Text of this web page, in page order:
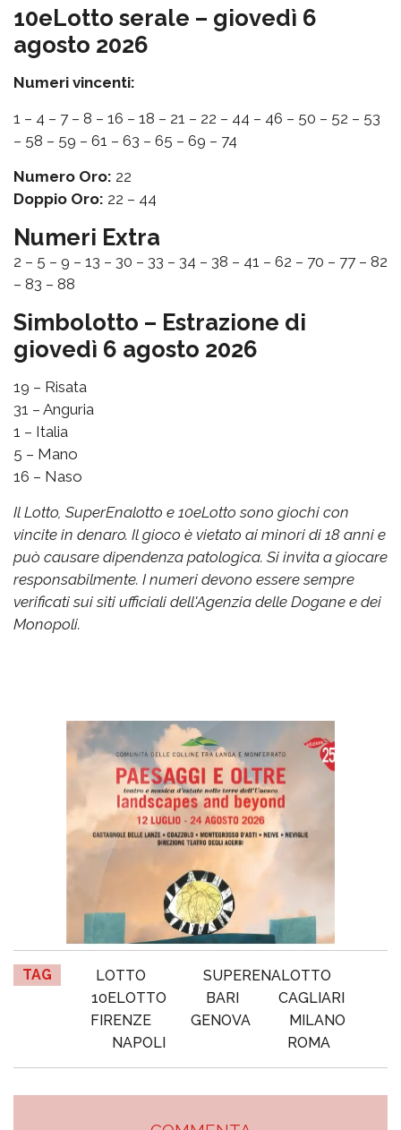
10eLotto serale – giovedì 6
agosto 2026
Numeri vincenti:
1 – 4 – 7 – 8 – 16 – 18 – 21 – 22 – 44 – 46 – 50 – 52 – 53
– 58 – 59 – 61 – 63 – 65 – 69 – 74
Numero Oro: 22
Doppio Oro: 22 – 44
Numeri Extra
2 – 5 – 9 – 13 – 30 – 33 – 34 – 38 – 41 – 62 – 70 – 77 – 82
– 83 – 88
Simbolotto – Estrazione di
giovedì 6 agosto 2026
19 – Risata
31 – Anguria
1 – Italia
5 – Mano
16 – Naso
Il Lotto, SuperEnalotto e 10eLotto sono giochi con
vincite in denaro. Il gioco è vietato ai minori di 18 anni e
può causare dipendenza patologica. Si invita a giocare
responsabilmente. I numeri devono essere sempre
verificati sui siti ufficiali dell'Agenzia delle Dogane e dei
Monopoli.
TAG LOTTO
SUPERENALOTTO
10ELOTTO
BARI
CAGLIARI
FIRENZE
GENOVA
MILANO
NAPOLI
ROMA